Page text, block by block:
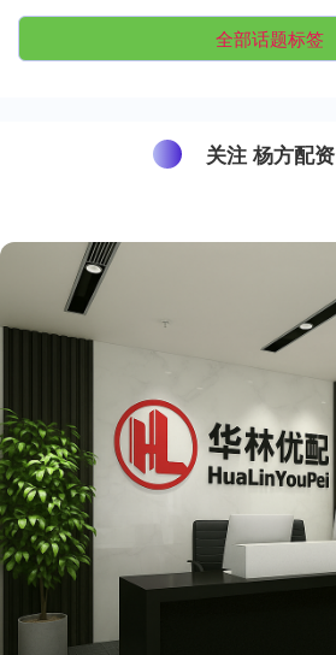
全部话题标签
关注 杨方配资